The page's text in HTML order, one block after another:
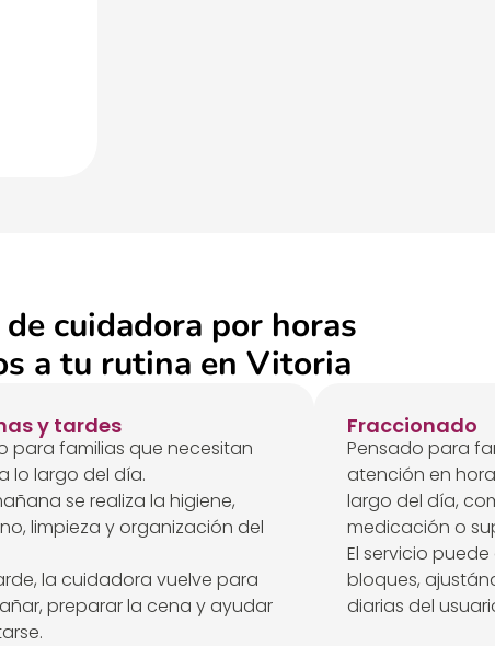
cuidadora por horas
a tu rutina en Vitoria
y tardes
para familias que necesitan
lo largo del día.
se realiza la higiene,
limpieza y organización del
la cuidadora vuelve para
preparar la cena y ayudar
Fraccionado
Pensado para
atención en
largo del día,
medicación o
El servicio
bloques,
diarias del